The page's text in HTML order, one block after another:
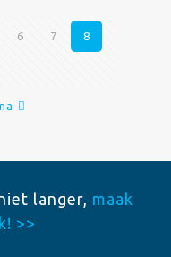
6 7 8
langer, maak
>>